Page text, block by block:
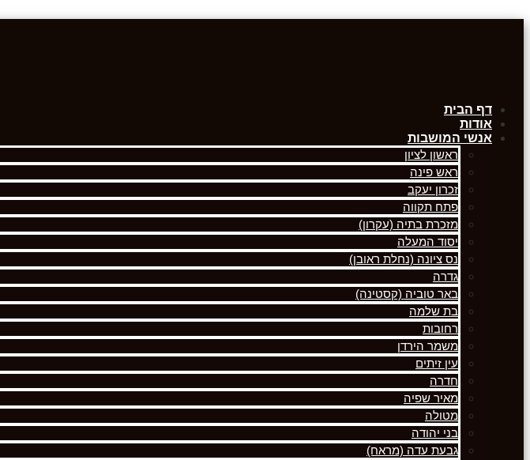
דף הבית
אודות
אנשי המושבות
ראשון לציון
ראש פינה
זכרון יעקב
פתח תקווה
מזכרת בתיה (עקרון)
יסוד המעלה
נס ציונה (נחלת ראובן)
גדרה
באר טוביה (קסטינה)
בת שלמה
רחובות
משמר הירדן
עין זיתים
חדרה
מאיר שפיה
מטולה
בני יהודה
גבעת עדה (מראח)